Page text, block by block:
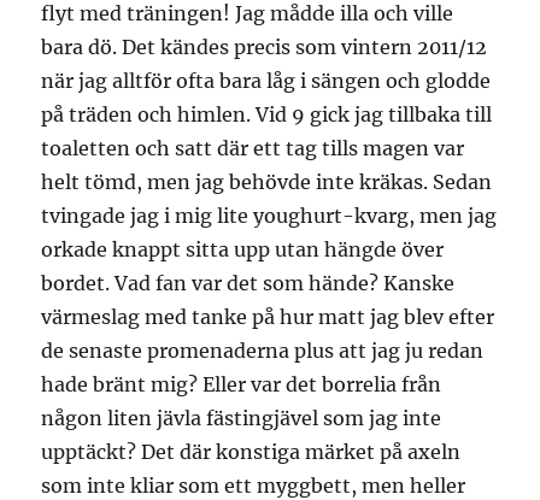
flyt med träningen! Jag mådde illa och ville
bara dö. Det kändes precis som vintern 2011/12
när jag alltför ofta bara låg i sängen och glodde
på träden och himlen. Vid 9 gick jag tillbaka till
toaletten och satt där ett tag tills magen var
helt tömd, men jag behövde inte kräkas. Sedan
tvingade jag i mig lite youghurt-kvarg, men jag
orkade knappt sitta upp utan hängde över
bordet. Vad fan var det som hände? Kanske
värmeslag med tanke på hur matt jag blev efter
de senaste promenaderna plus att jag ju redan
hade bränt mig? Eller var det borrelia från
någon liten jävla fästingjävel som jag inte
upptäckt? Det där konstiga märket på axeln
som inte kliar som ett myggbett, men heller